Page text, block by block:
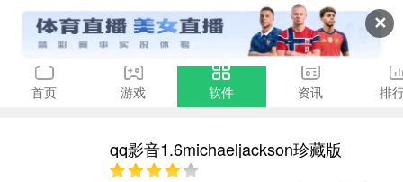
✕
首页 游戏 软件 资讯 排
qq影音1.6michaeljackson珍藏版